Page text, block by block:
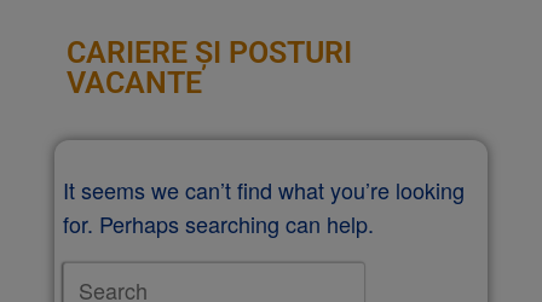
CARIERE ȘI POSTURI
VACANTE
It seems we can’t find what you’re looking
for. Perhaps searching can help.